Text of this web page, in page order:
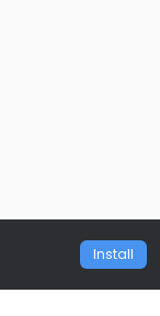
Install